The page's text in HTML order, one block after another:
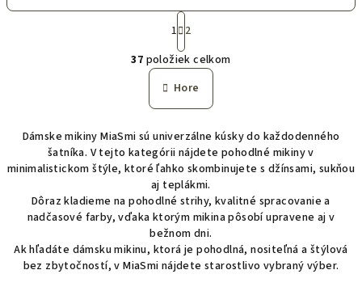
O
v
l
á
a
c
i
e
p
r
v
k
S
t
r
á
n
k
o
a
n
i
e
1 2
37 položiek celkom
Hore
Dámske mikiny MiaSmi sú univerzálne kúsky do každodenného
šatníka. V tejto kategórii nájdete pohodlné mikiny v
minimalistickom štýle, ktoré ľahko skombinujete s džínsami, sukňou
aj teplákmi.
Dôraz kladieme na pohodlné strihy, kvalitné spracovanie a
nadčasové farby, vďaka ktorým mikina pôsobí upravene aj v
bežnom dni.
Ak hľadáte dámsku mikinu, ktorá je pohodlná, nositeľná a štýlová
bez zbytočností, v MiaSmi nájdete starostlivo vybraný výber.